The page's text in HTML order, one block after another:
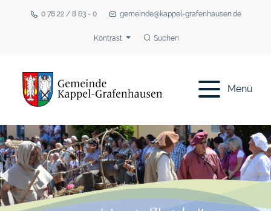
0 78 22 / 8 63 - 0 gemeinde@kappel-grafenhausen.de
Kontrast Suchen
Menü